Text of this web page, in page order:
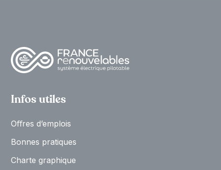
Infos utiles
Oﬀres d’emplois
Bonnes pratiques
Charte graphique